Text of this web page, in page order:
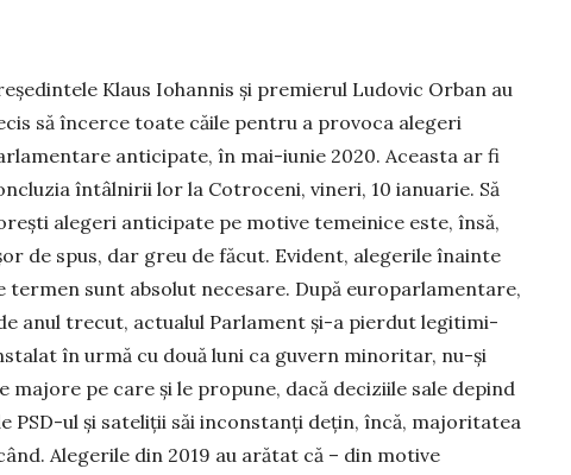
Klaus Iohannis și premierul Ludovic Orban au
să încerce toate căile pentru a provoca ale­geri
anticipate, în mai-iunie 2020. Aceas­ta ar fi
întâlnirii lor la Cotroceni, vineri, 10 ianuarie. Să
alegeri anticipate pe motive te­meinice este, însă,
de spus, dar greu de făcut. Evi­dent, alegerile înainte
termen sunt absolut necesare. Du­pă europarlamentare,
anul trecut, actualul Parlament și-a pierdut legiti­mi­
în urmă cu două luni ca guvern minoritar, nu-și
pe care și le propune, dacă deciziile sale depind
PSD-ul și sateliții săi inconstanți dețin, încă, majoritatea
Alegerile din 2019 au arătat că – din motive